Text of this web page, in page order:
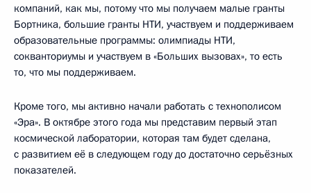
компаний, как мы, потому что мы получаем малые гранты
Бортника, большие гранты НТИ, участвуем и поддерживаем
образовательные программы: олимпиады НТИ,
сокванториумы и участвуем в «Больших вызовах», то есть
то, что мы поддерживаем.
Кроме того, мы активно начали работать с технополисом
«Эра». В октябре этого года мы представим первый этап
космической лаборатории, которая там будет сделана,
с развитием её в следующем году до достаточно серьёзных
показателей.